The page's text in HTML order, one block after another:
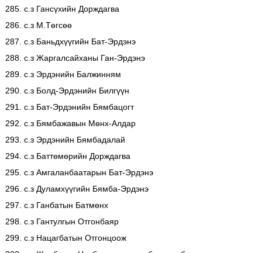
285. с.з Гансүхийн Дорждагва
286. с.з М.Төгсөө
287. с.з Баньдхүүгийн Бат-Эрдэнэ
288. с.з Жаргалсайханы Ган-Эрдэнэ
289. с.з Эрдэнийн Балжинням
290. с.з Болд-Эрдэнийн Билгүүн
291. с.з Бат-Эрдэнийн Бямбацогт
292. с.з Бямбажавын Мөнх-Алдар
293. с.з Эрдэнийн Бямбадалай
294. с.з Баттөмөрийн Дорждагва
295. с.з Амгаланбаатарын Бат-Эрдэнэ
296. с.з Дуламхүүгийн Бямба-Эрдэнэ
297. с.з Ганбатын Батмөнх
298. с.з Гантулгын Отгонбаяр
299. с.з Нацагбатын Отгонцоож